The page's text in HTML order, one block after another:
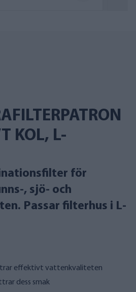
KOL, L-
för
, sjö- och
Passar filterhus i L-
effektivt vattenkvaliteten
dess smak